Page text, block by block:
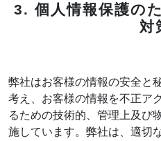
3. 個人情報保護の
対
弊社はお客様の情報の安全と
考え、お客様の情報を不正ア
るための技術的、管理上及び
施しています。弊社は、適切